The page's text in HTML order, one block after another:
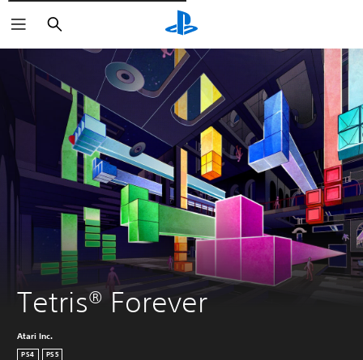
Cerca
Tetris® Forever
Atari Inc.
PS4 PS5